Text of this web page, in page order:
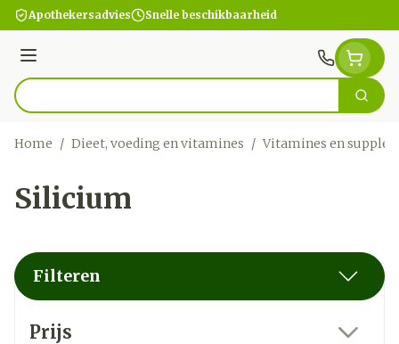
Ga naar de inhoud
Apothekersadvies Snelle beschikbaarheid
Menu
Product, merk, categorie... Zoek
Home / Dieet, voeding en vitamines / Vitamines en
Silicium
Filteren
Prijs